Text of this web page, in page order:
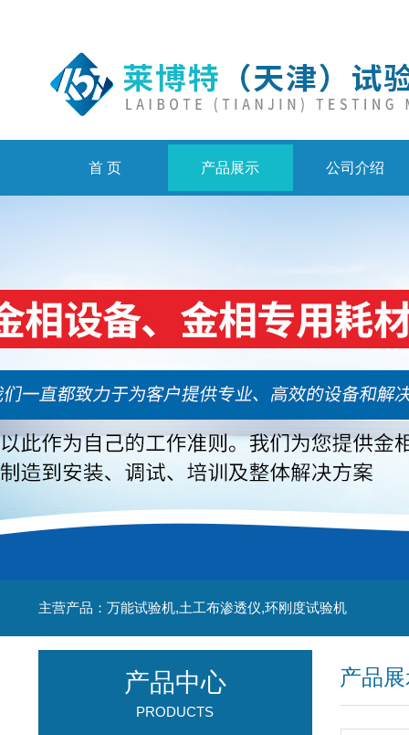
首 页 产品展示 公司介绍
主营产品：万能试验机,土工布渗透仪,环刚度试验机
产品
产品中心
PRODUCTS